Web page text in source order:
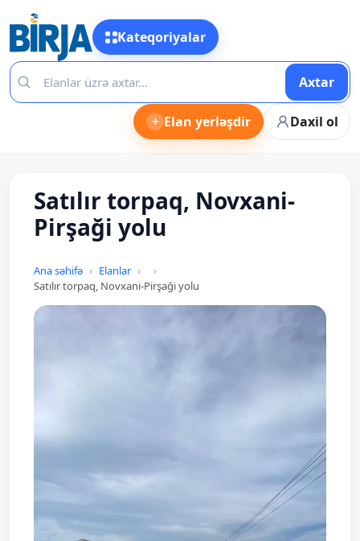
Kateqoriyalar
Axtar
+ Elan yerləşdir Daxil ol
Satılır torpaq, Novxani-
Pirşaği yolu
Ana səhifə
Elanlar
Satılır torpaq, Novxani-Pirşaği yolu